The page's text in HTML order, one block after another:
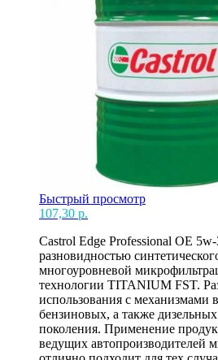
Быстрый просмотр
107,30 р.
Castrol Edge Professional OE 5w-
разновидностью
многоуровневой
технологии TITANIUM FST.
использования с механизмами
бензиновых, а также
поколения. Применение
ведущих автопроизводителей